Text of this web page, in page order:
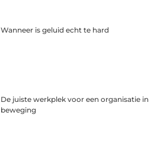
Wanneer is geluid echt te hard
De juiste werkplek voor een organisatie in
beweging